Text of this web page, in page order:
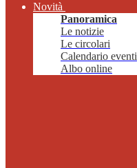
Novità
Panoramica
Le notizie
Le circolari
Calendario eventi
Albo online